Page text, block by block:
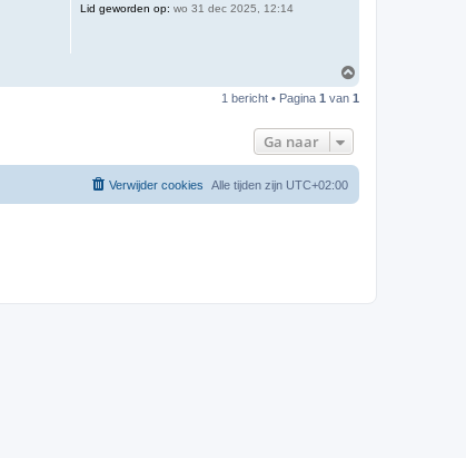
Lid geworden op: wo 31 dec 2025, 12:14
h
1 bericht • Pagina 1 van 1
Ga naar
Alle tijden zijn UTC+02:00
Verwijder cookies